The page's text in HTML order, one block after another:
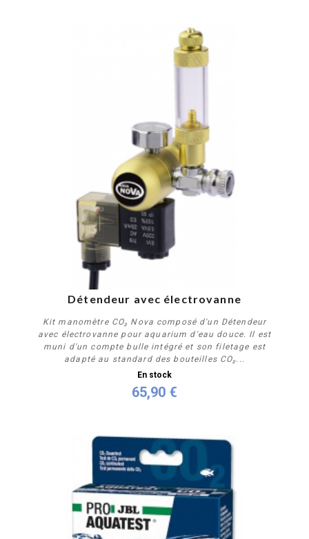
Détendeur avec électrovanne
Kit manomètre CO₂ Nova composé d'un Détendeur
avec électrovanne pour aquarium d'eau douce. Il est
muni d'un compte bulle intégré et son filetage est
adapté au standard des bouteilles CO₂...
En stock
65,90 €